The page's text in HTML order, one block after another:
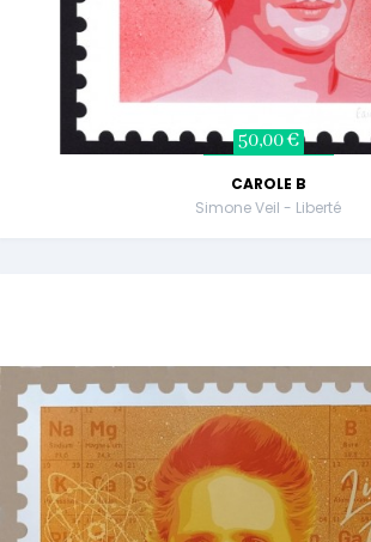
50,00 €
CAROLE B
Simone Veil - Liberté